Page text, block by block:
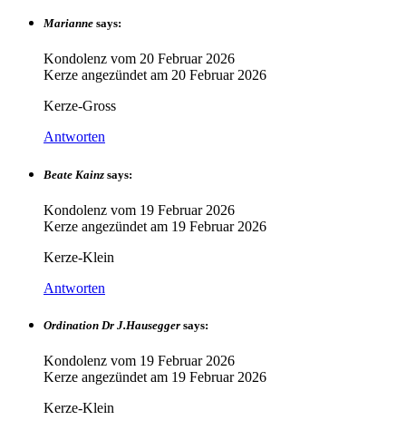
Marianne says:
Kondolenz vom 20 Februar 2026
Kerze angezündet am 20 Februar 2026
Kerze-Gross
Antworten
Beate Kainz says:
Kondolenz vom 19 Februar 2026
Kerze angezündet am 19 Februar 2026
Kerze-Klein
Antworten
Ordination Dr J.Hausegger says:
Kondolenz vom 19 Februar 2026
Kerze angezündet am 19 Februar 2026
Kerze-Klein